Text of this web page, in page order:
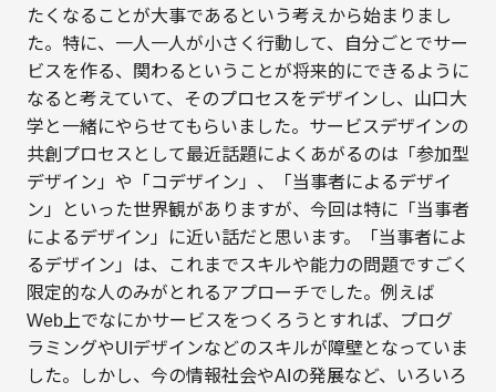
たくなることが大事であるという考えから始まりまし
た。特に、一人一人が小さく行動して、自分ごとでサー
ビスを作る、関わるということが将来的にできるように
なると考えていて、そのプロセスをデザインし、山口大
学と一緒にやらせてもらいました。サービスデザインの
共創プロセスとして最近話題によくあがるのは「参加型
デザイン」や「コデザイン」、「当事者によるデザイ
ン」といった世界観がありますが、今回は特に「当事者
によるデザイン」に近い話だと思います。「当事者によ
るデザイン」は、これまでスキルや能力の問題ですごく
限定的な人のみがとれるアプローチでした。例えば
Web上でなにかサービスをつくろうとすれば、プログ
ラミングやUIデザインなどのスキルが障壁となっていま
した。しかし、今の情報社会やAIの発展など、いろいろ